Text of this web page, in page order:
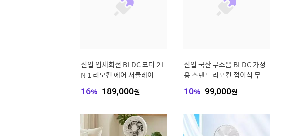
신일 입체회전 BLDC 모터 2 I
N 1 리모컨 에어 서큘레이터
16% 189,000원
신일 국산 무소음 BLDC 가정
용 스탠드 리모컨 접이식 무선
10% 99,000원